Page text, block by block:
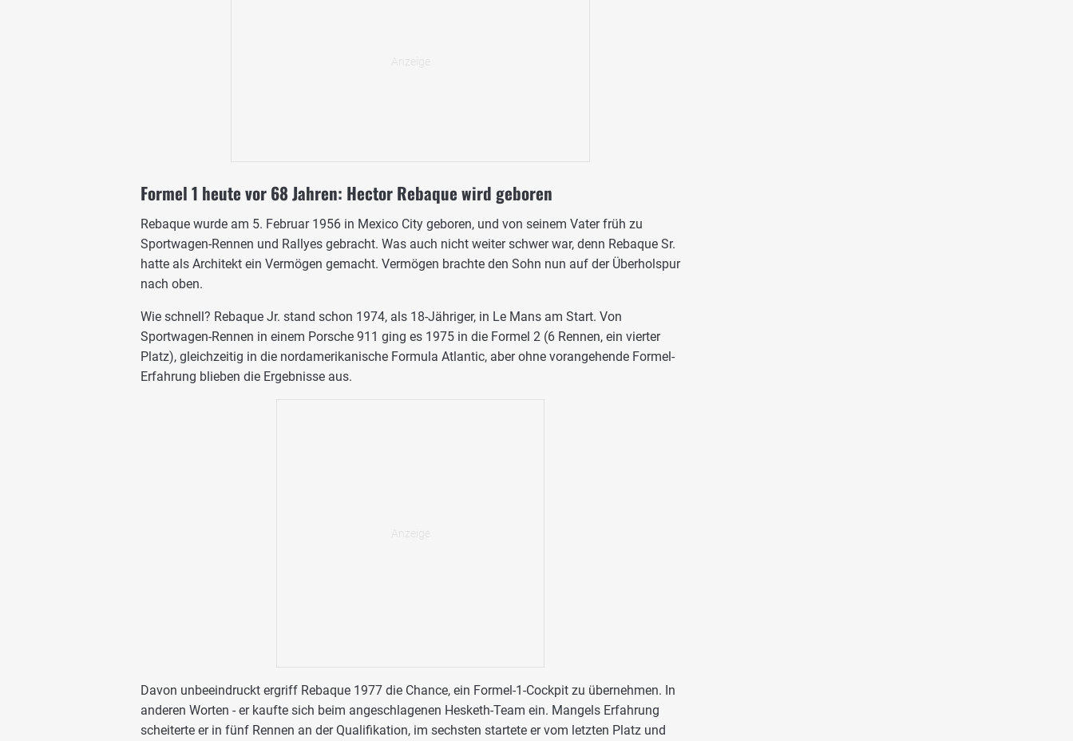
Formel 1 heute vor 68 Jahren: Hector Rebaque wird geboren
Rebaque wurde am 5. Februar 1956 in Mexico City geboren, und von seinem Vater früh zu
Sportwagen-Rennen und Rallyes gebracht. Was auch nicht weiter schwer war, denn Rebaque Sr.
hatte als Architekt ein Vermögen gemacht. Vermögen brachte den Sohn nun auf der Überholspur
nach oben.
Wie schnell? Rebaque Jr. stand schon 1974, als 18-Jähriger, in Le Mans am Start. Von
Sportwagen-Rennen in einem Porsche 911 ging es 1975 in die Formel 2 (6 Rennen, ein vierter
Platz), gleichzeitig in die nordamerikanische Formula Atlantic, aber ohne vorangehende Formel-
Erfahrung blieben die Ergebnisse aus.
Davon unbeeindruckt ergriff Rebaque 1977 die Chance, ein Formel-1-Cockpit zu übernehmen. In
anderen Worten - er kaufte sich beim angeschlagenen Hesketh-Team ein. Mangels Erfahrung
scheiterte er in fünf Rennen an der Qualifikation, im sechsten startete er vom letzten Platz und